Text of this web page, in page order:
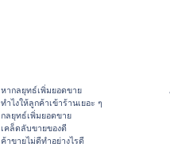
หากลยุทธ์เพิ่มยอดขาย
ทําไงให้ลูกค้าเข้าร้านเยอะ ๆ
กลยุทธ์เพิ่มยอดขาย
เคล็ดลับขายของดี
ค้าขายไม่ดีทำอย่างไรดี